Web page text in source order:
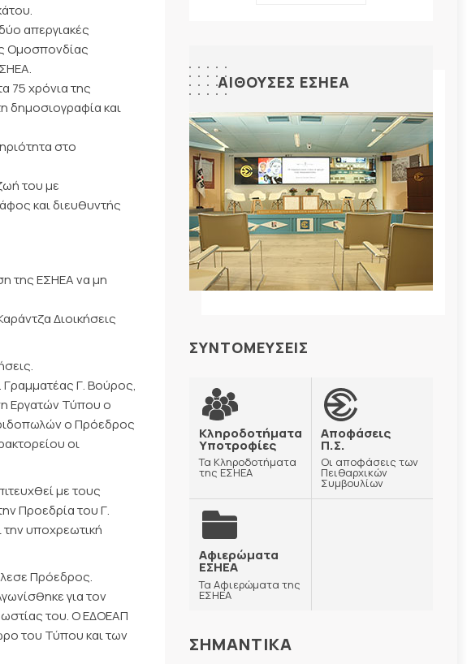
απεργιακές
Ομοσπονδίας
75 χρόνια της
δημοσιογραφία και
στο
του με
και διευθυντής
της ΕΣΗΕΑ να μη
Διοικήσεις
Γραμματέας Γ. Βούρος,
Εργατών Τύπου ο
ο Πρόεδρος
οι
με τους
Προεδρία του Γ.
υποχρεωτική
Πρόεδρος.
για τον
του. Ο ΕΔΟΕΑΠ
του Τύπου και των
ΑΙΘΟΥΣΕΣ ΕΣΗΕΑ
ΣΥΝΤΟΜΕΥΣΕΙΣ
Κληροδοτήματα
Υποτροφίες
Τα Κληροδοτήματα
της ΕΣΗΕΑ
Αποφάσεις
Π.Σ.
Οι αποφάσεις των
Πειθαρχικών
Συμβουλίων
Αφιερώματα
ΕΣΗΕΑ
Τα Αφιερώματα της
ΕΣΗΕΑ
ΣΗΜΑΝΤΙΚΑ